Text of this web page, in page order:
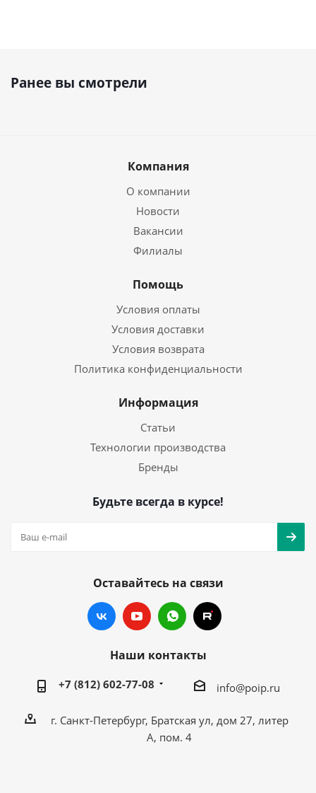
Ранее вы смотрели
Компания
О компании
Новости
Вакансии
Филиалы
Помощь
Условия оплаты
Условия доставки
Условия возврата
Политика конфиденциальности
Информация
Статьи
Технологии производства
Бренды
Будьте всегда в курсе!
Оставайтесь на связи
Наши контакты
+7 (812) 602-77-08 info@poip.ru
г. Санкт-Петербург, Братская ул, дом 27, литер
А, пом. 4